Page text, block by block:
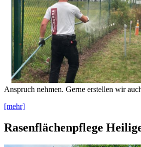
Anspruch nehmen. Gerne erstellen wir
[mehr]
Rasenflächenpflege